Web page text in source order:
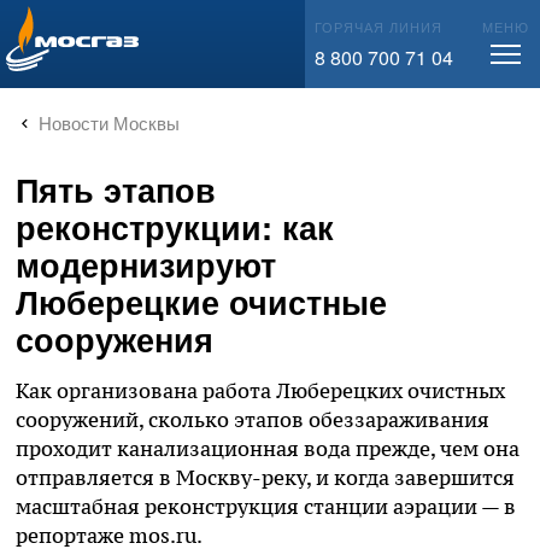
info@mos-gaz.ru ГОРЯЧАЯ ЛИНИЯ
8 800 700 71 04
МЕНЮ
Новости Москвы
Пять этапов
реконструкции: как
модернизируют
Люберецкие очистные
сооружения
Как организована работа Люберецких очистных
сооружений, сколько этапов обеззараживания
проходит канализационная вода прежде, чем она
отправляется в Москву-реку, и когда завершится
масштабная реконструкция станции аэрации — в
репортаже mos.ru.